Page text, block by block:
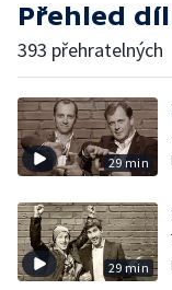
Přehled
393 přehratelných
29 min
29 min